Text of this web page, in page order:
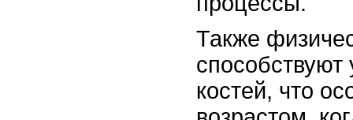
Также
костей, что